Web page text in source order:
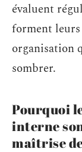
évaluent
forment leurs
organisation
sombrer.
Pourquoi
interne
maîtrise